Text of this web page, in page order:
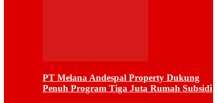
PT Melana Andespal Property Dukung
Penuh Program Tiga Juta Rumah Subsidi